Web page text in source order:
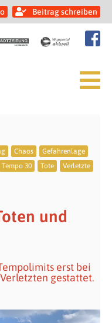
Beitrag schreiben
Chaos
Gefahrenlage
Tempo 30 Tote
Verletzte
und
erst bei
gestattet.